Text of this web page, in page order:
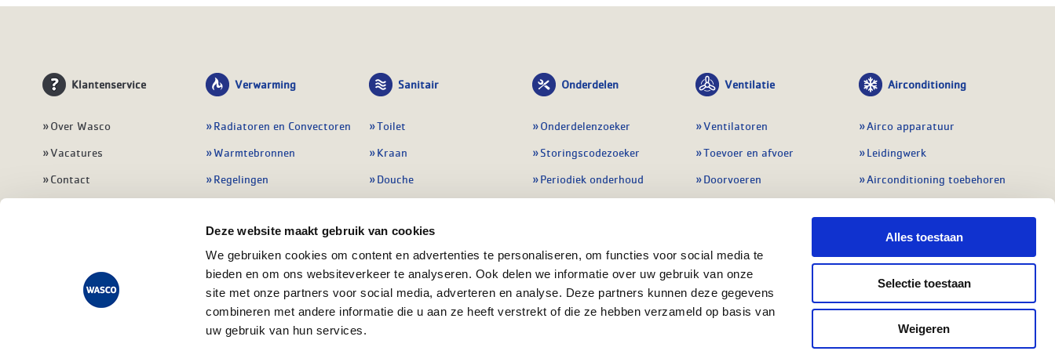
Deze website maakt gebruik van cookies
We gebruiken cookies om content en advertenties te personaliseren, om functies voor social media te
bieden en om ons websiteverkeer te analyseren. Ook delen we informatie over uw gebruik van onze
site met onze partners voor social media, adverteren en analyse. Deze partners kunnen deze gegevens
combineren met andere informatie die u aan ze heeft verstrekt of die ze hebben verzameld op basis van
uw gebruik van hun services.
Alles toestaan
Selectie toestaan
Weigeren
Klantenservice
Over Wasco
Vacatures
Contact
Veelgestelde vragen
Verwarming
Radiatoren en Convectoren
Warmtebronnen
Regelingen
Leidingwerk
Warmwatertoestellen
Alle verwarming
Sanitair
Toilet
Kraan
Douche
Badmeubel
Afvoeren
Alle sanitair
Onderdelen
Onderdelenzoeker
Storingscodezoeker
Periodiek onderhoud
Preventie & detectie
Alle onderdelen
Ventilatie
Ventilatoren
Toevoer en afvoer
Doorvoeren
Regelingen
Airconditioning
Airco apparatuur
Leidingwerk
Airconditioning toebehoren
Regelapparatuur
Alle koeling